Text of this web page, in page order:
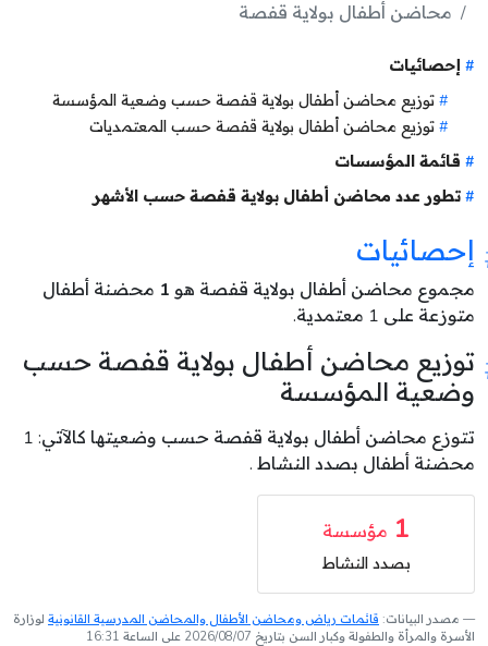
محاضن أطفال بولاية قفصة
إحصائيات
توزيع محاضن أطفال بولاية قفصة حسب وضعية المؤسسة
توزيع محاضن أطفال بولاية قفصة حسب المعتمديات
قائمة المؤسسات
تطور عدد محاضن أطفال بولاية قفصة حسب الأشهر
إحصائيات
مجموع محاضن أطفال بولاية قفصة هو 1 محضنة أطفال
متوزعة على 1 معتمدية.
توزيع محاضن أطفال بولاية قفصة حسب
وضعية المؤسسة
تتوزع محاضن أطفال بولاية قفصة حسب وضعيتها كالآتي: 1
محضنة أطفال بصدد النشاط .
1 مؤسسة
بصدد النشاط
مصدر البيانات: قائمات رياض ومحاضن الأطفال والمحاضن المدرسية القانونية لوزارة
الأسرة والمرأة والطفولة وكبار السن بتاريخ 2026/08/07 على الساعة 16:31